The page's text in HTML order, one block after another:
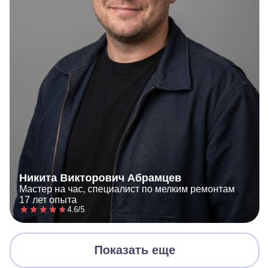
Никита Викторович Абрамцев
Мастер на час, специалист по мелким ремонтам
17 лет опыта
4.6/5
Показать еще